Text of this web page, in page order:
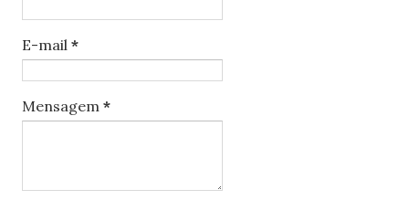
E-mail *
Mensagem *